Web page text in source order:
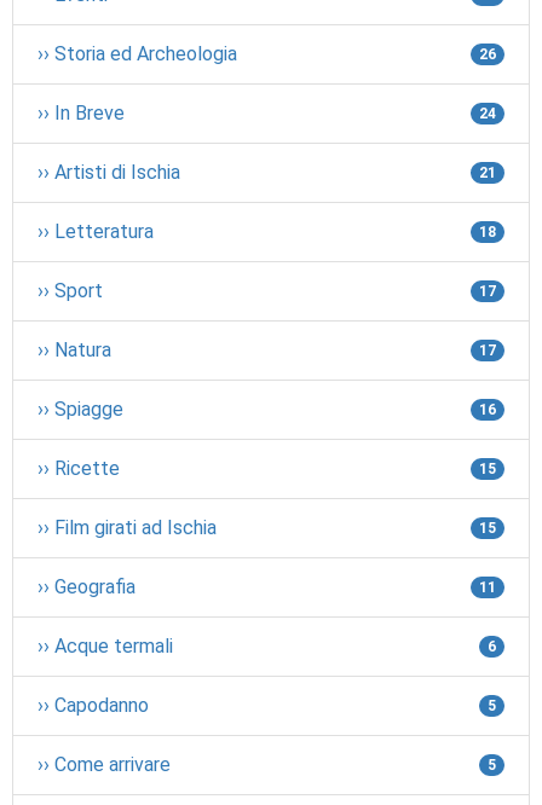
›› Storia ed Archeologia 26
›› In Breve 24
›› Artisti di Ischia 21
›› Letteratura 18
›› Sport 17
›› Natura 17
›› Spiagge 16
›› Ricette 15
›› Film girati ad Ischia 15
›› Geografia 11
›› Acque termali 6
›› Capodanno 5
›› Come arrivare 5